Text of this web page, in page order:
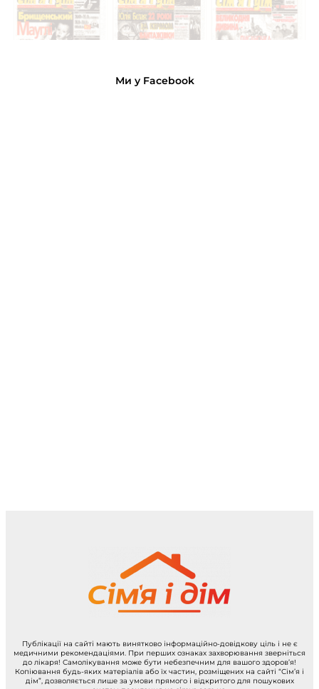
Ми у Facebook
Публікації на сайті мають винятково інформаційно-довідкову ціль і не є
медичними рекомендаціями. При перших ознаках захворювання зверніться
до лікаря! Самолікування може бути небезпечним для вашого здоров’я!
Копіювання будь-яких матеріалів або їх частин, розміщених на сайті “Сім’я і
дім”, дозволяється лише за умови прямого і відкритого для пошукових